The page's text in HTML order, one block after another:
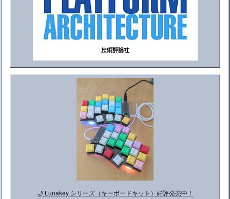
🌙 Lunakey シリーズ（キーボードキット）好評発売中！